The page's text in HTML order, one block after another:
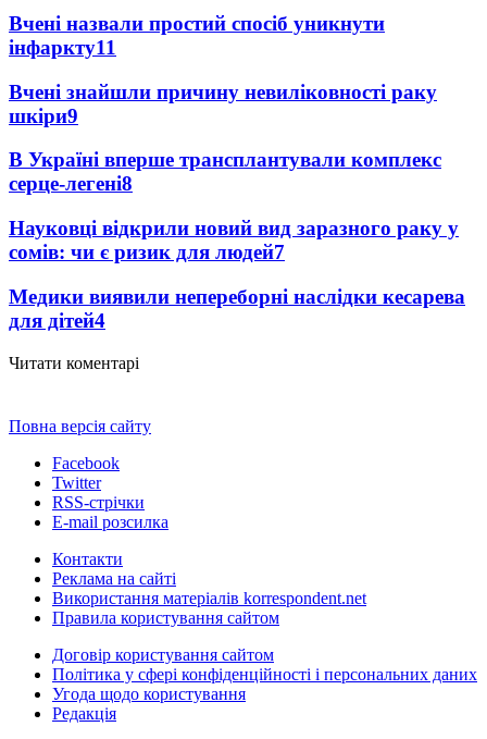
Вчені назвали простий спосіб уникнути
інфаркту11
Вчені знайшли причину невиліковності раку
шкіри9
В Україні вперше трансплантували комплекс
серце-легені8
Науковці відкрили новий вид заразного раку у
сомів: чи є ризик для людей7
Медики виявили непереборні наслідки кесарева
для дітей4
Читати коментарі
Повна версія сайту
Facebook
Twitter
RSS-стрічки
E-mail розсилка
Контакти
Реклама на сайті
Використання матеріалів korrespondent.net
Правила користування сайтом
Договір користування сайтом
Політика у сфері конфіденційності і персональних даних
Угода щодо користування
Редакція